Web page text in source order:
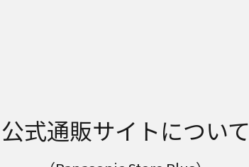
公式通販サイトについて